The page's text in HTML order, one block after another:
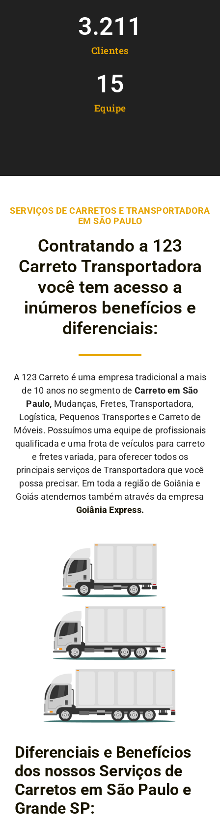
Clientes
3.211
Equipe
15
SERVIÇOS DE CARRETOS E TRANSPORTADORA
EM SÃO PAULO
Contratando a 123
Carreto Transportadora
você tem acesso a
inúmeros benefícios e
diferenciais:
A 123 Carreto é uma empresa tradicional a mais
de 10 anos no segmento de Carreto em São
Paulo, Mudanças, Fretes, Transportadora,
Logística, Pequenos Transportes e Carreto de
Móveis. Possuímos uma equipe de profissionais
qualificada e uma frota de veículos para carreto
e fretes variada, para oferecer todos os
principais serviços de Transportadora que você
possa precisar. Em toda a região de Goiânia e
Goiás atendemos também através da empresa
Goiânia Express.
Diferenciais e Benefícios
dos nossos Serviços de
Carretos em São Paulo e
Grande SP: